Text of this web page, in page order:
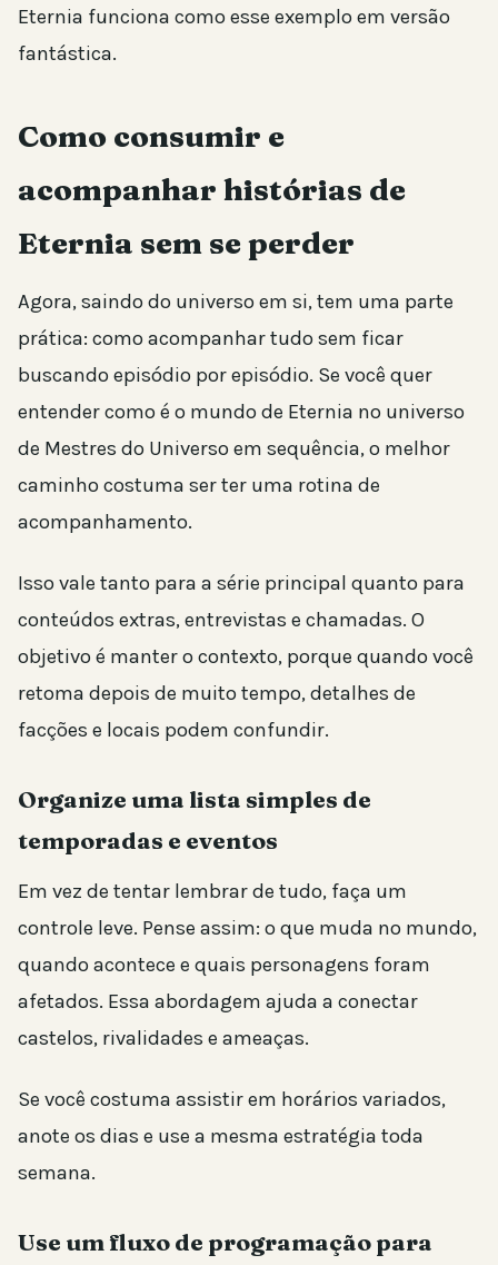
Eternia funciona como esse exemplo em versão
fantástica.
Como consumir e
acompanhar histórias de
Eternia sem se perder
Agora, saindo do universo em si, tem uma parte
prática: como acompanhar tudo sem ficar
buscando episódio por episódio. Se você quer
entender como é o mundo de Eternia no universo
de Mestres do Universo em sequência, o melhor
caminho costuma ser ter uma rotina de
acompanhamento.
Isso vale tanto para a série principal quanto para
conteúdos extras, entrevistas e chamadas. O
objetivo é manter o contexto, porque quando você
retoma depois de muito tempo, detalhes de
facções e locais podem confundir.
Organize uma lista simples de
temporadas e eventos
Em vez de tentar lembrar de tudo, faça um
controle leve. Pense assim: o que muda no mundo,
quando acontece e quais personagens foram
afetados. Essa abordagem ajuda a conectar
castelos, rivalidades e ameaças.
Se você costuma assistir em horários variados,
anote os dias e use a mesma estratégia toda
semana.
Use um fluxo de programação para